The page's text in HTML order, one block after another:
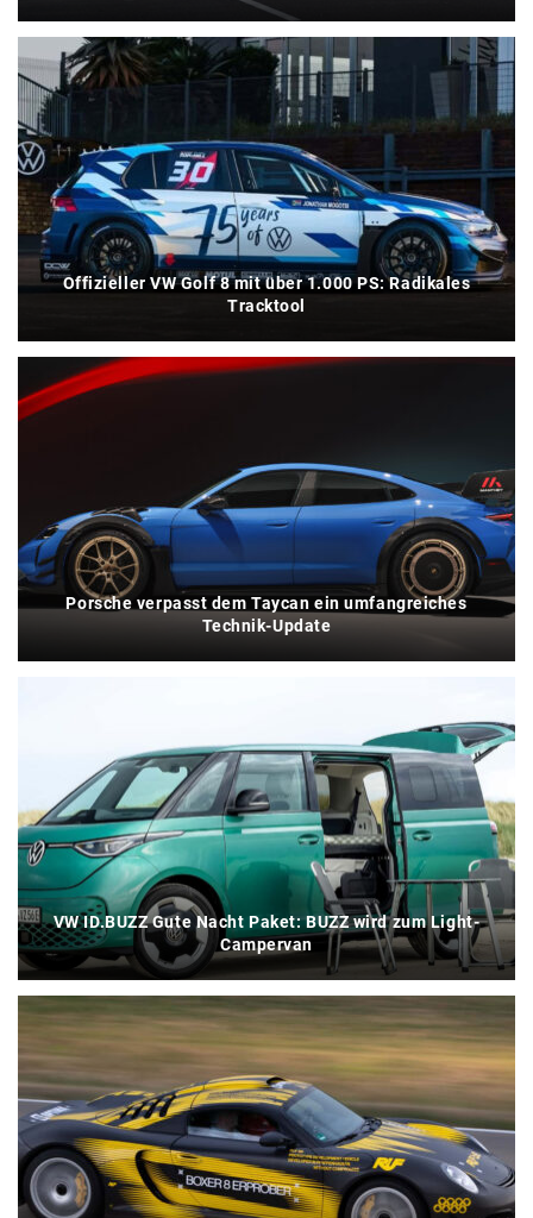
Offizieller VW Golf 8 mit über 1.000 PS: Radikales
Tracktool
Porsche verpasst dem Taycan ein umfangreiches
Technik-Update
VW ID.BUZZ Gute Nacht Paket: BUZZ wird zum Light-
Campervan